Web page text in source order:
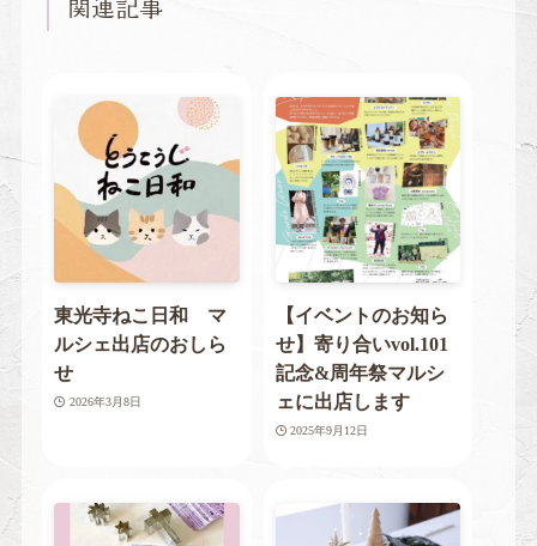
関連記事
東光寺ねこ日和 マ
ルシェ出店のおしら
せ
2026年3月8日
【イベントのお知ら
せ】寄り合いvol.101
記念&周年祭マルシ
ェに出店します
2025年9月12日